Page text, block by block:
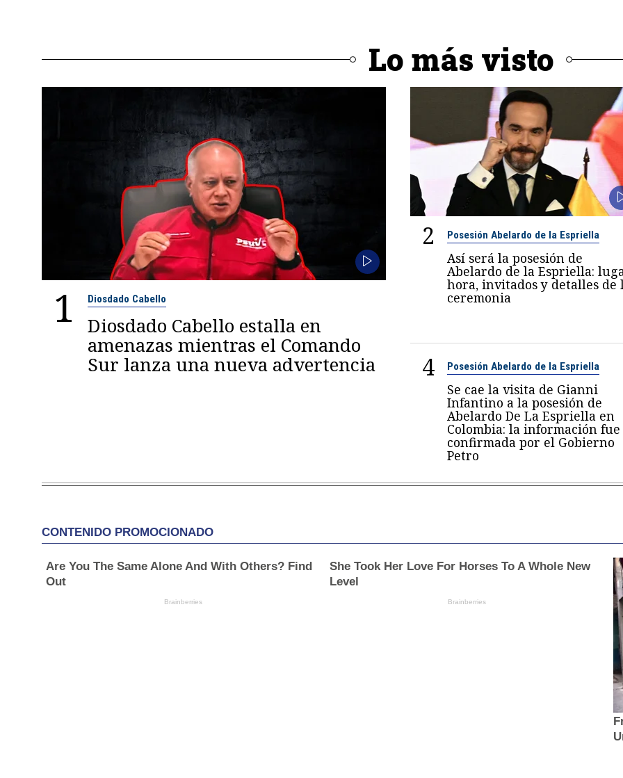
Lo más visto
1 Diosdado Cabello
Diosdado Cabello estalla en
amenazas mientras el Comando
Sur lanza una nueva advertencia
2 Posesión Abelardo de la Espriella
Así será la posesión de
Abelardo de la Espriella:
hora, invitados y detalles de
ceremonia
4 Posesión Abelardo de la Espriella
Se cae la visita de Gianni
Infantino a la posesión de
Abelardo De La Espriella en
Colombia: la información fue
confirmada por el Gobierno
Petro